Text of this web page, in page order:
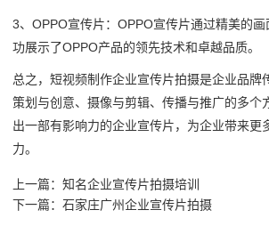
3、OPPO宣传片：OPPO宣传片通过精美的
功展示了OPPO产品的领先技术和卓越品质。
总之，短视频制作企业宣传片拍摄是企业品牌
策划与创意、摄像与剪辑、传播与推广的多个
出一部有影响力的企业宣传片，为企业带来更
力。
上一篇： 知名企业宣传片拍摄培训
下一篇： 石家庄广州企业宣传片拍摄